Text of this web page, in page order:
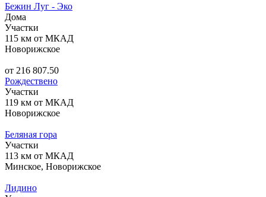
Бежин Луг - Эко
Дома
Участки
115 км от МКАД
Новорижское
от 216 807.50
Рождествено
Участки
119 км от МКАД
Новорижское
Беляная гора
Участки
113 км от МКАД
Минское, Новорижское
Лидино